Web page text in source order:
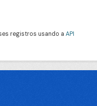
registros usando a API